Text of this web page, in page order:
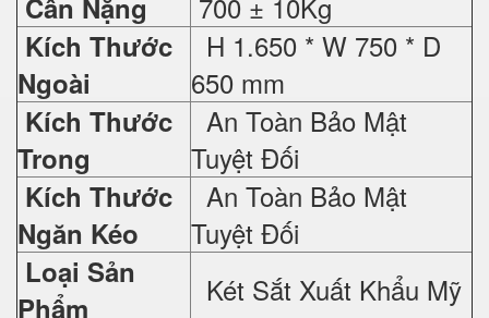
Cân Nặng
Kích Thước
Ngoài
H 1.650 * W 750 * D
650 mm
Kích Thước
Trong
An Toàn Bảo Mật
Tuyệt Đối
Kích Thước
Ngăn Kéo
An Toàn Bảo Mật
Tuyệt Đối
Loại Sản
Phẩm
Két Sắt Xuất Khẩu Mỹ